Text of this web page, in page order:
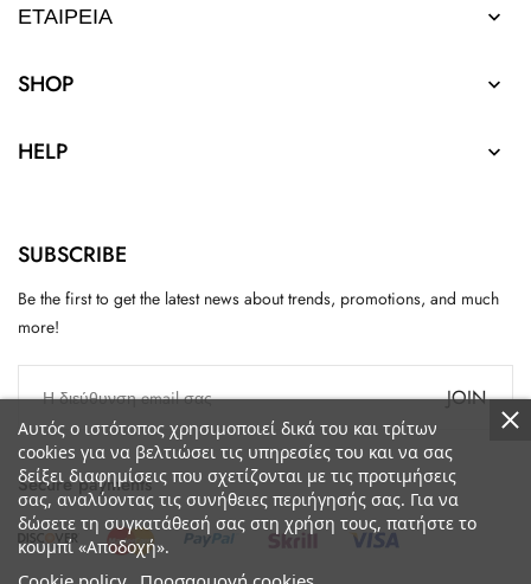
ΕΤΑΙΡΕΊΑ 
SHOP 
HELP 
SUBSCRIBE
Be the first to get the latest news about trends, promotions, and much
more!
JOIN
Secure payments
Αυτός ο ιστότοπος χρησιμοποιεί δικά του και τρίτων
cookies για να βελτιώσει τις υπηρεσίες του και να σας
δείξει διαφημίσεις που σχετίζονται με τις προτιμήσεις
σας, αναλύοντας τις συνήθειες περιήγησής σας. Για να
δώσετε τη συγκατάθεσή σας στη χρήση τους, πατήστε το
κουμπί «Αποδοχή».